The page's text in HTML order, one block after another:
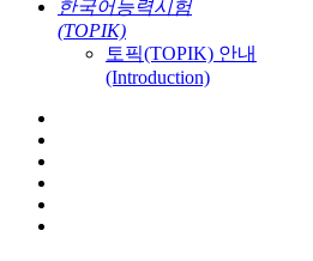
한국어능력시험
(TOPIK)
토픽(TOPIK) 안내
(Introduction)